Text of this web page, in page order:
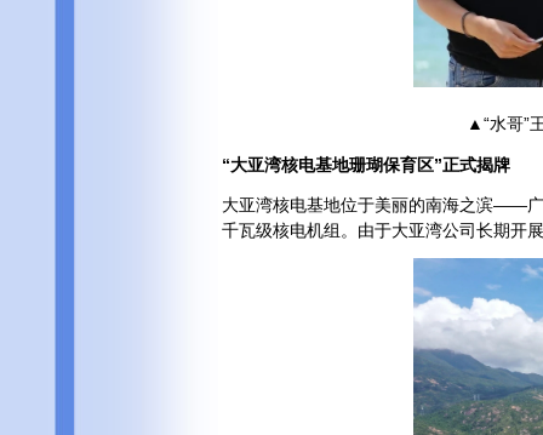
▲“水哥”
“大亚湾核电基地珊瑚保育区”正式揭牌
大亚湾核电基地位于美丽的南海之滨——
千瓦级核电机组。由于大亚湾公司长期开